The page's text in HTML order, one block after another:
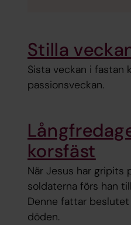
Stilla
Sista veckan i fastan
passionsveckan.
korsfäst
När Jesus har gripits
soldaterna förs han
Denne fattar
döden.